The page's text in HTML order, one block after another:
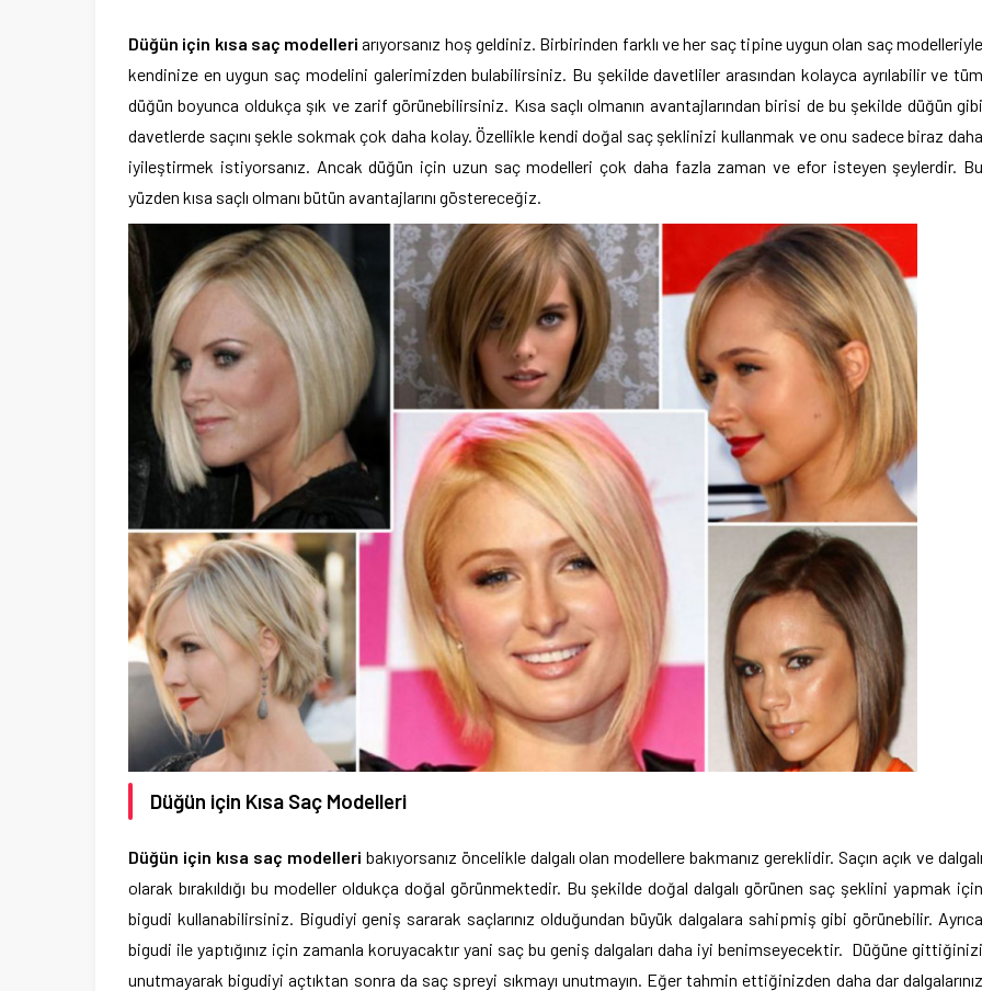
Düğün için kısa saç modelleriarıyorsanız hoş geldiniz. Birbirinden farklı ve her saç tipine uygun olan saç modelleriyle
kendinize en uygun saç modelini galerimizden bulabilirsiniz. Bu şekilde davetliler arasından kolayca ayrılabilir ve tüm
düğün boyunca oldukça şık ve zarif görünebilirsiniz. Kısa saçlı olmanın avantajlarından birisi de bu şekilde düğün gibi
davetlerde saçını şekle sokmak çok daha kolay. Özellikle kendi doğal saç şeklinizi kullanmak ve onu sadece biraz daha
iyileştirmek istiyorsanız. Ancak düğün için uzun saç modelleri çok daha fazla zaman ve efor isteyen şeylerdir. Bu
yüzden kısa saçlı olmanı bütün avantajlarını göstereceğiz.
Düğün için Kısa Saç Modelleri
Düğün için kısa saç modelleri bakıyorsanız öncelikle dalgalı olan modellere bakmanız gereklidir. Saçın açık ve dalgalı
olarak bırakıldığı bu modeller oldukça doğal görünmektedir. Bu şekilde doğal dalgalı görünen saç şeklini yapmak için
bigudi kullanabilirsiniz. Bigudiyi geniş sararak saçlarınız olduğundan büyük dalgalara sahipmiş gibi görünebilir. Ayrıca
bigudi ile yaptığınız için zamanla koruyacaktır yani saç bu geniş dalgaları daha iyi benimseyecektir. Düğüne gittiğinizi
unutmayarak bigudiyi açtıktan sonra da saç spreyi sıkmayı unutmayın. Eğer tahmin ettiğinizden daha dar dalgalarınız